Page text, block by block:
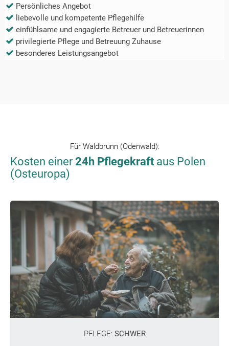
Persönliches Angebot
liebevolle und kompetente Pflegehilfe
einfühlsame und engagierte Betreuer und Betreuerinnen
privilegierte Pflege und Betreuung Zuhause
besonderes Leistungsangebot
Für Waldbrunn (Odenwald):
Kosten einer24h Pflegekraft aus Polen
(Osteuropa)
PFLEGE: SCHWER